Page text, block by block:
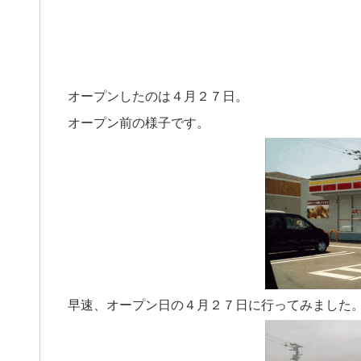
オープンしたのは４月２７日。
オープン前の様子です。
早速、オープン日の４月２７日に行ってみました